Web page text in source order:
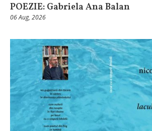
POEZIE: Gabriela Ana Balan
06 Aug, 2026